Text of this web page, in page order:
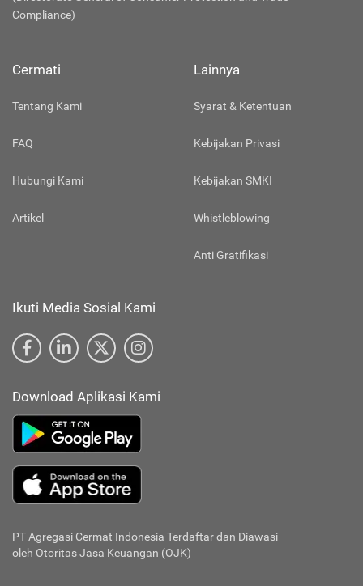
Compliance)
Cermati
Tentang Kami
FAQ
Hubungi Kami
Artikel
Lainnya
Syarat & Ketentuan
Kebijakan Privasi
Kebijakan SMKI
Whistleblowing
Anti Gratifikasi
Ikuti Media Sosial Kami
Download Aplikasi Kami
PT Agregasi Cermat Indonesia Terdaftar dan Diawasi
oleh Otoritas Jasa Keuangan (OJK)